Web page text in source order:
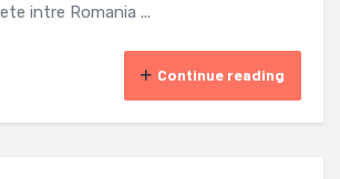
intre Romania ...
Continue reading